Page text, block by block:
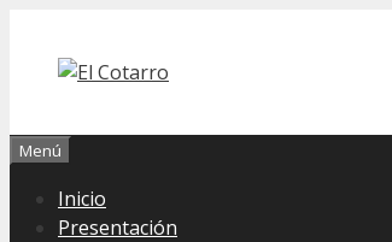
contenido
Menú
Inicio
Presentación